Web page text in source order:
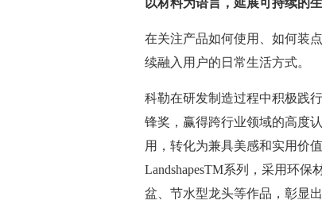
以材料为语言，延展可持续的
在关注产品如何使用、如何装
续融入用户的日常生活方式。
科勒在研发制造过程中积极践
锋奖，赢得跨行业领域的高度
用，转化为兼具美感和实用价
LandshapesTM系列，采用环
盆、节水型龙头等作品，彰显